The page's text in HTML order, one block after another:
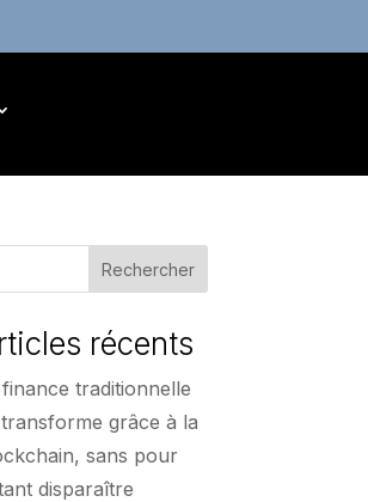
Rechercher
récents
traditionnelle
grâce à la
sans pour
disparaître